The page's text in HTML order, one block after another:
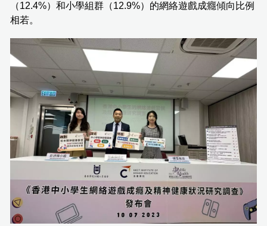
（12.4%）和小學組群（12.9%）的網絡遊戲成癮傾向比例
相若。